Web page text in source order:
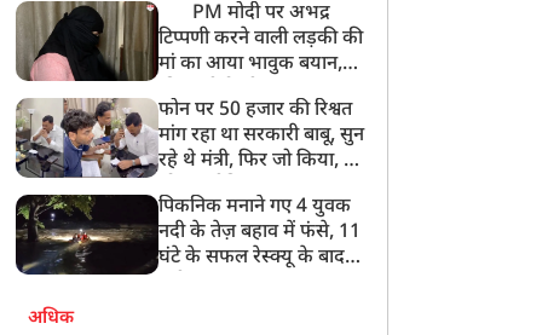
PM मोदी पर अभद्र
टिप्पणी करने वाली लड़की की
मां का आया भावुक बयान,
बेटी को गोद लें प्रधानमंत्री
फोन पर 50 हजार की रिश्वत
मांग रहा था सरकारी बाबू, सुन
रहे थे मंत्री, फिर जो किया, वो
पिकनिक मनाने गए 4 युवक
नदी के तेज़ बहाव में फंसे, 11
घंटे के सफल रेस्क्यू के बाद
अधिक